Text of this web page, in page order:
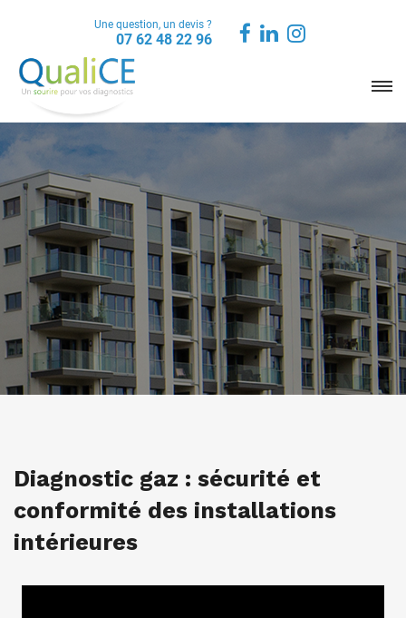
Une question, un devis ?
07 62 48 22 96
Diagnostic gaz : sécurité et
conformité des installations
intérieures